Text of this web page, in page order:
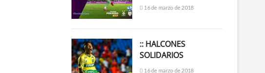
16 de marzo de 2018
:: HALCONES
SOLIDARIOS
16 de marzo de 2018